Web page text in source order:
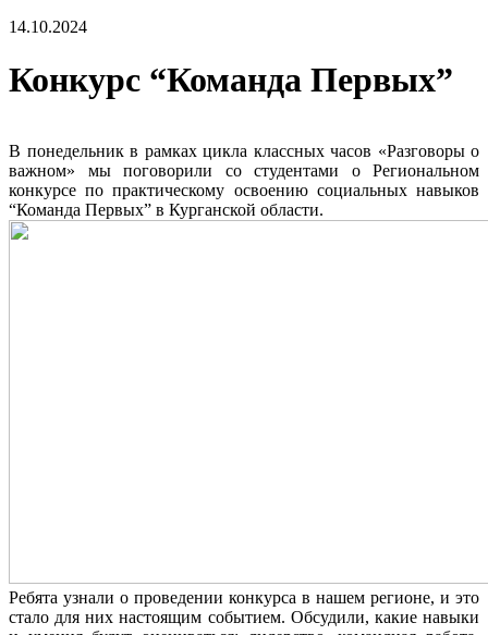
14.10.2024
Конкурс “Команда Первых”
В понедельник в рамках цикла классных часов «Разговоры о
важном» мы поговорили со студентами о Региональном
конкурсе по практическому освоению социальных навыков
“Команда Первых” в Курганской области.
Ребята узнали о проведении конкурса в нашем регионе, и это
стало для них настоящим событием. Обсудили, какие навыки